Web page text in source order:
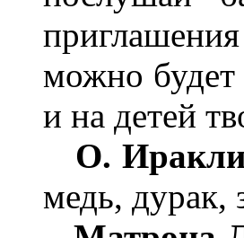
можно будет
и на детей
О.
медь, дурак,